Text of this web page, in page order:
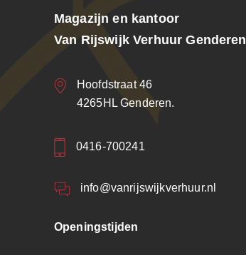
Magazijn en kantoor
Van Rijswijk Verhuur Genderen
Hoofdstraat 46
4265HL Genderen.
0416-700241
info@vanrijswijkverhuur.nl
Openingstijden